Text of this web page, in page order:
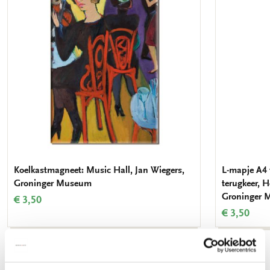
Koelkastmagneet: Music Hall, Jan Wiegers,
Groninger Museum
€ 3,50
L-mapje
terugkeer,
Groninger
€ 3,50
Bekijk alles van Groninger Museum